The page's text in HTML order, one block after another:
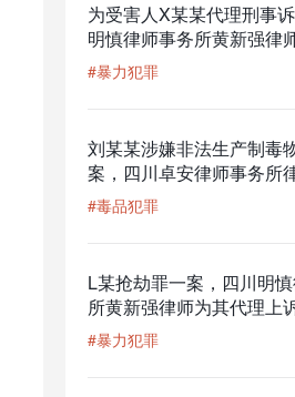
为受害人X某某代理刑事
明慎律师事务所黄新强律
提级管辖成功
#暴力犯罪
刘某某涉嫌非法生产制毒
案，四川卓安律师事务所
护，二审成功减轻刑罚（
扣押款项6.2万元）。
#毒品犯罪
L某抢劫罪一案，四川明
所黄新强律师为其代理上
判适用缓刑（二审改判缓刑
#暴力犯罪